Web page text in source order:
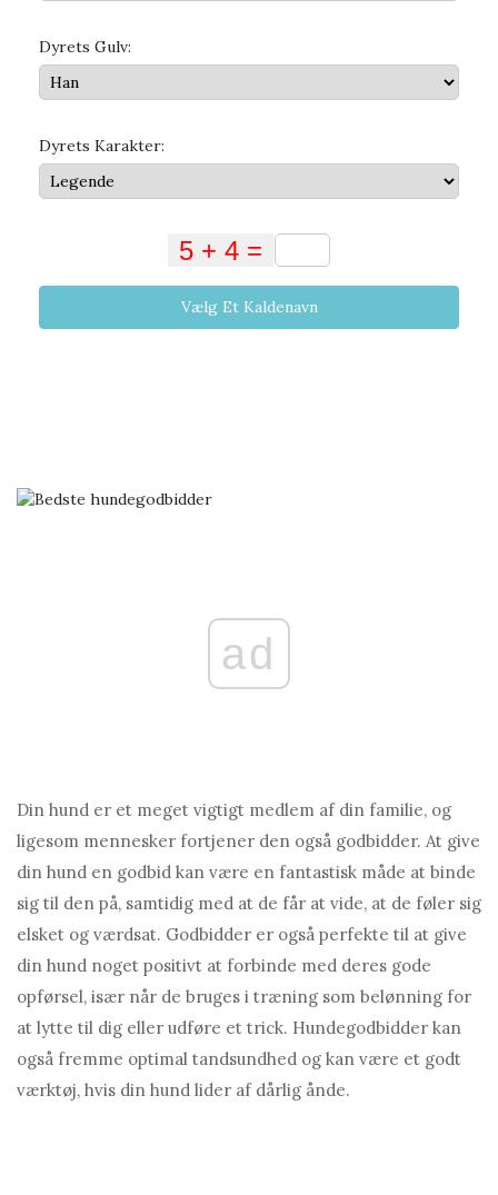
Dyrets Gulv:
Dyrets Karakter:
Vælg Et Kaldenavn
ad
Din hund er et meget vigtigt medlem af din familie, og
ligesom mennesker fortjener den også godbidder. At give
din hund en godbid kan være en fantastisk måde at binde
sig til den på, samtidig med at de får at vide, at de føler sig
elsket og værdsat. Godbidder er også perfekte til at give
din hund noget positivt at forbinde med deres gode
opførsel, især når de bruges i træning som belønning for
at lytte til dig eller udføre et trick. Hundegodbidder kan
også fremme optimal tandsundhed og kan være et godt
værktøj, hvis din hund lider af dårlig ånde.